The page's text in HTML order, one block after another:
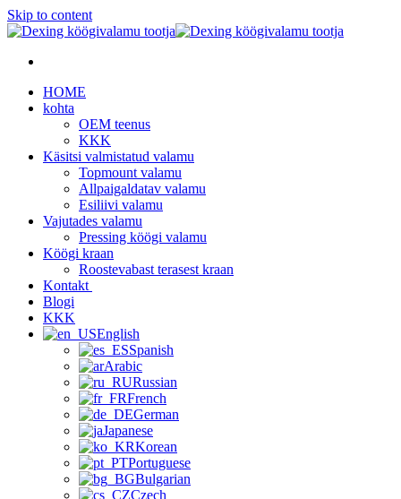
Skip to content
HOME
kohta
OEM teenus
KKK
Käsitsi valmistatud valamu
Topmount valamu
Allpaigaldatav valamu
Esiliivi valamu
Vajutades valamu
Pressing köögi valamu
Köögi kraan
Roostevabast terasest kraan
Kontakt
Blogi
KKK
English
Spanish
Arabic
Russian
French
German
Japanese
Korean
Portuguese
Bulgarian
Czech